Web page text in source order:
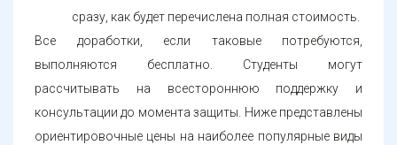
сразу, как будет перечислена полная стоимость.
Все доработки, если таковые потребуются,
выполняются бесплатно. Студенты могут
рассчитывать на всестороннюю поддержку и
консультации до момента защиты. Ниже представлены
ориентировочные цены на наиболее популярные виды